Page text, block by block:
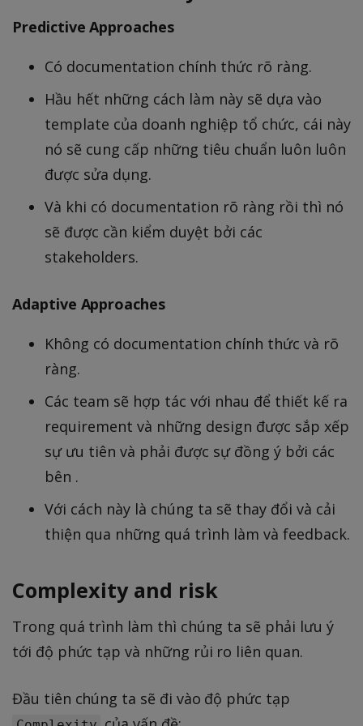
Predictive Approaches
Có documentation chính thức rõ ràng.
Hầu hết những cách làm này sẽ dựa vào
template của doanh nghiệp tổ chức, cái này
nó sẽ cung cấp những tiêu chuẩn luôn luôn
được sửa dụng.
Và khi có documentation rõ ràng rồi thì nó
sẽ được cần kiểm duyệt bởi các
stakeholders.
Adaptive Approaches
Không có documentation chính thức và rõ
ràng.
Các team sẽ hợp tác với nhau để thiết kế ra
requirement và những design được sắp xếp
sự ưu tiên và phải được sự đồng ý bởi các
bên .
Với cách này là chúng ta sẽ thay đổi và cải
thiện qua những quá trình làm và feedback.
Complexity and risk
Trong quá trình làm thì chúng ta sẽ phải lưu ý
tới độ phức tạp và những rủi ro liên quan.
Đầu tiên chúng ta sẽ đi vào độ phức tạp